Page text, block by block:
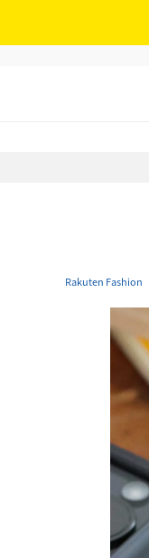
Rakuten Fashion